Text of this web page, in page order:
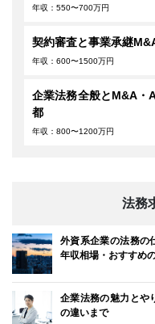
年収：550〜700万円
契約審査と事業承継
年収：600〜1500万円
企業法務全般とM&A・
都
年収：800〜1200万円
法務
外資系企業の法務の
年収相場・おすすめ
企業法務の魅力とや
の違いまで